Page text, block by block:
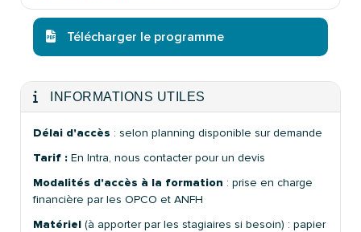
Télécharger le programme
INFORMATIONS UTILES
Délai d'accès : selon planning disponible sur demande
Tarif : En Intra, nous contacter pour un devis
Modalités d'accès à la formation : prise en charge
financière par les OPCO et ANFH
Matériel (à apporter par les stagiaires si besoin) : papier